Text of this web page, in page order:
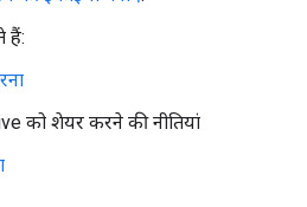
हैं:
को शेयर करने की नीतियां